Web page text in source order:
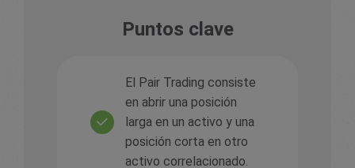
Puntos clave
El Pair Trading consiste
en abrir una posición
larga en un activo y una
posición corta en otro
activo correlacionado.